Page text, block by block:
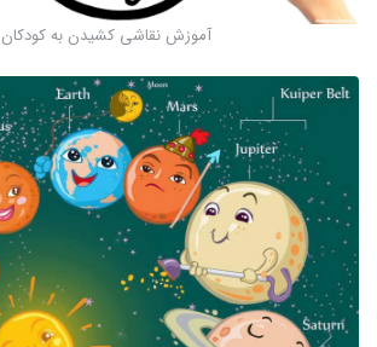
آموزش نقاشی کشیدن به کودکان